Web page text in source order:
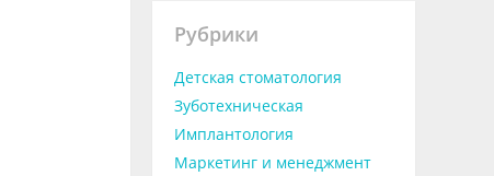
Рубрики
Детская стоматология
Зуботехническая
Имплантология
Маркетинг и менеджмент